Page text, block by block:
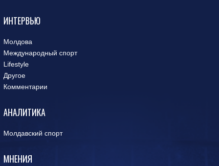
ИНТЕРВЬЮ
Молдова
Международный спорт
Lifestyle
Другое
Комментарии
АНАЛИТИКА
Молдавский спорт
МНЕНИЯ